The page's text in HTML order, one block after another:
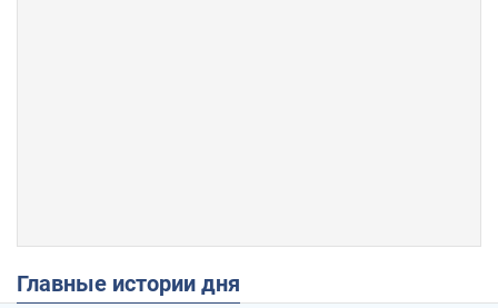
Главные истории дня